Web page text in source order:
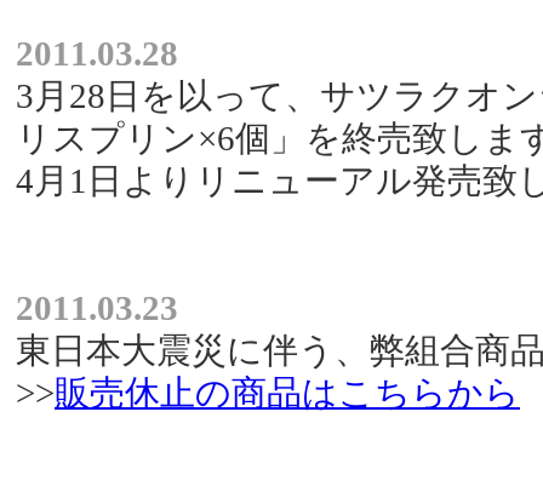
2011.03.28
3月28日を以って、サツラクオ
リスプリン×6個」を終売致しま
4月1日よりリニューアル発売致
2011.03.23
東日本大震災に伴う、弊組合商
>>販売休止の商品はこちらから